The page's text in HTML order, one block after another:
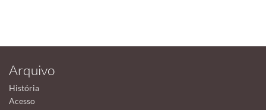
Arquivo
História
Acesso